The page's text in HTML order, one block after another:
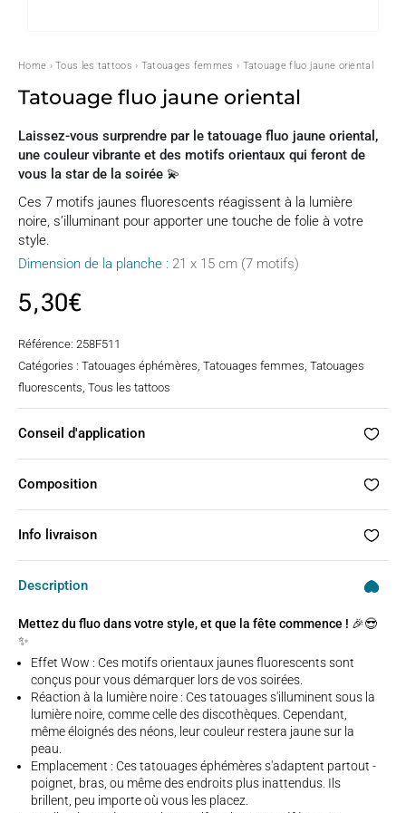
Home ›Tous les tattoos › Tatouages femmes › Tatouage fluo jaune oriental
Tatouage fluo jaune oriental
Laissez-vous surprendre par le tatouage fluo jaune oriental,
une couleur vibrante et des motifs orientaux qui feront de
vous la star de la soirée 💫
Ces 7 motifs jaunes fluorescents réagissent à la lumière
noire, s’illuminant pour apporter une touche de folie à votre
style.
Dimension de la planche : 21 x 15 cm (7 motifs)
5,30€
Référence: 258F511
Catégories : Tatouages éphémères, Tatouages femmes, Tatouages
fluorescents, Tous les tattoos
Conseil d'application
Composition
Info livraison
Description
Mettez du fluo dans votre style, et que la fête commence ! 🎉😎
✨
Effet Wow : Ces motifs orientaux jaunes fluorescents sont
conçus pour vous démarquer lors de vos soirées.
Réaction à la lumière noire : Ces tatouages s'illuminent sous la
lumière noire, comme celle des discothèques. Cependant,
même éloignés des néons, leur couleur restera jaune sur la
peau.
Emplacement : Ces tatouages éphémères s'adaptent partout -
poignet, bras, ou même des endroits plus inattendus. Ils
brillent, peu importe où vous les placez.